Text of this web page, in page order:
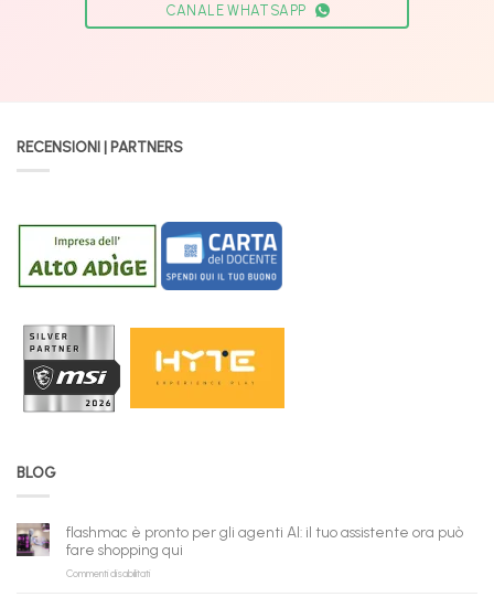
CANALE WHATSAPP
RECENSIONI | PARTNERS
BLOG
flashmac è pronto per gli agenti AI: il tuo assistente ora può
fare shopping qui
Commenti disabilitatisu